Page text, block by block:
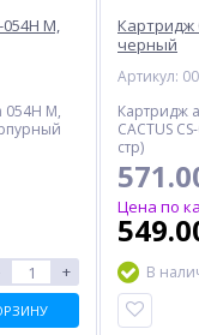
M,
M,
+
Картридж
черный
Артикул:
Картридж
CACTUS
стр)
Цена по
В